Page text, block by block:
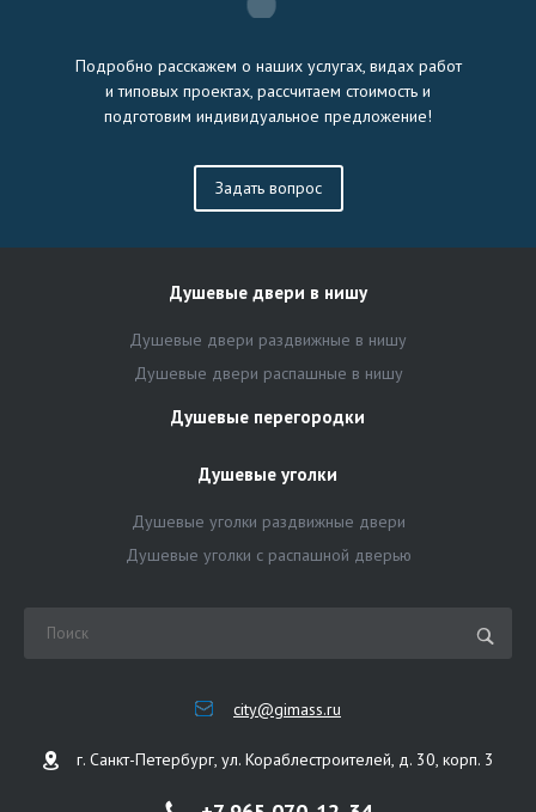
Подробно расскажем о наших услугах, видах работ
и типовых проектах, рассчитаем стоимость и
подготовим индивидуальное предложение!
Задать вопрос
Душевые двери в нишу
Душевые двери раздвижные в нишу
Душевые двери распашные в нишу
Душевые перегородки
Душевые уголки
Душевые уголки раздвижные двери
Душевые уголки с распашной дверью
city@gimass.ru
г. Санкт-Петербург, ул. Кораблестроителей, д. 30, корп. 3